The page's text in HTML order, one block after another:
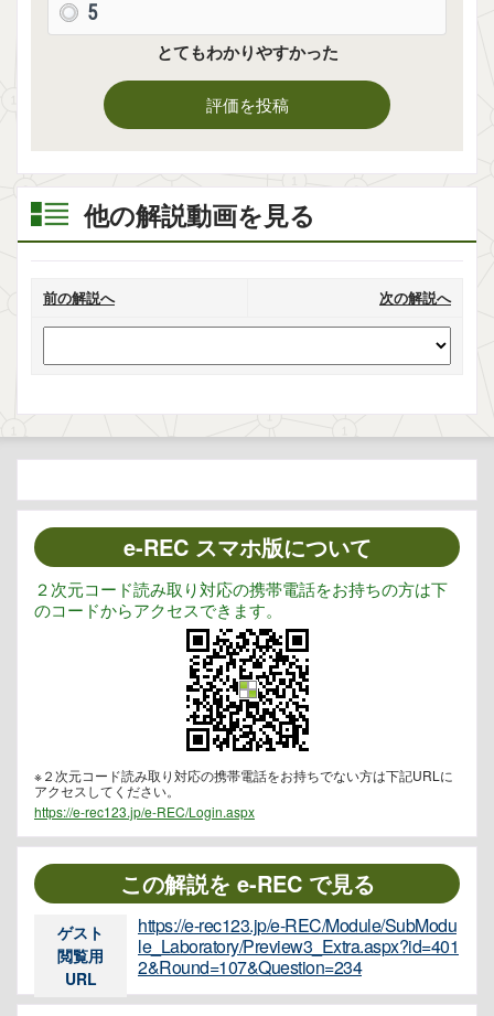
5
とてもわかりやすかった
評価を投稿
他の解説動画を見る
前の解説へ 次の解説へ
e-REC スマホ版について
２次元コード読み取り対応の携帯電話をお持ちの方は下
のコードからアクセスできます。
※２次元コード読み取り対応の携帯電話をお持ちでない方は下記URLに
アクセスしてください。
https://e-rec123.jp/e-REC/Login.aspx
この解説を e-REC で見る
ゲスト
閲覧用
URL
https://e-rec123.jp/e-REC/Module/SubModu
le_Laboratory/Preview3_Extra.aspx?id=401
2&Round=107&Question=234